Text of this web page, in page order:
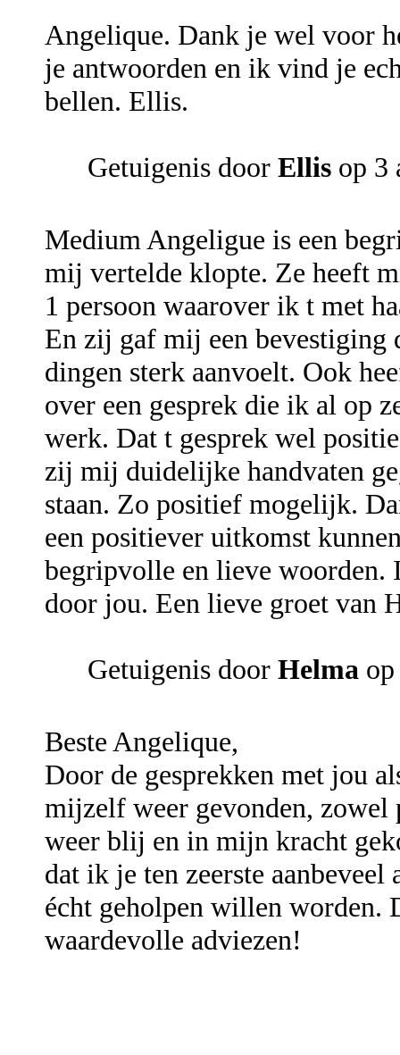
Angelique. Dank je wel voor
je antwoorden en ik vind je
bellen. Ellis.
Getuigenis door Ellis op 3
Medium Angeligue is een
mij vertelde klopte. Ze heeft
1 persoon waarover ik t met
En zij gaf mij een bevestiging
dingen sterk aanvoelt. Ook
over een gesprek die ik al op
werk. Dat t gesprek wel
zij mij duidelijke handvaten
staan. Zo positief mogelijk.
een positiever uitkomst
begripvolle en lieve woorden.
door jou. Een lieve groet van
Getuigenis door Helma
Beste Angelique,
Door de gesprekken met jou
mijzelf weer gevonden,
weer blij en in mijn kracht
dat ik je ten zeerste aanbeveel
écht geholpen willen worden.
waardevolle adviezen!